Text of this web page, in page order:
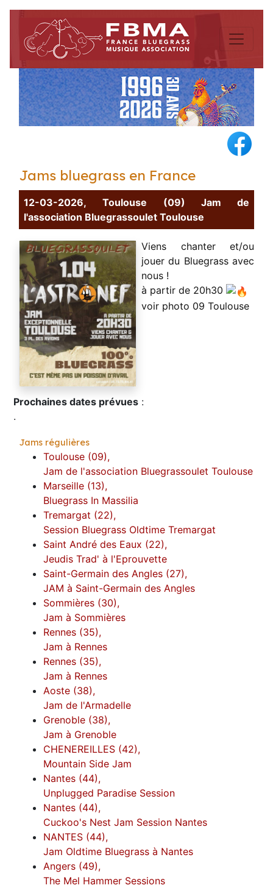
Jams bluegrass en France
12-03-2026, Toulouse (09) Jam de
l'association Bluegrassoulet Toulouse
Viens chanter et/ou
jouer du Bluegrass avec
nous !
à partir de 20h30
voir photo 09 Toulouse
Prochaines dates prévues :
.
Jams régulières
Toulouse (09),
Jam de l'association Bluegrassoulet Toulouse
Marseille (13),
Bluegrass In Massilia
Tremargat (22),
Session Bluegrass Oldtime Tremargat
Saint André des Eaux (22),
Jeudis Trad' à l'Eprouvette
Saint-Germain des Angles (27),
JAM à Saint-Germain des Angles
Sommières (30),
Jam à Sommières
Rennes (35),
Jam à Rennes
Rennes (35),
Jam à Rennes
Aoste (38),
Jam de l'Armadelle
Grenoble (38),
Jam à Grenoble
CHENEREILLES (42),
Mountain Side Jam
Nantes (44),
Unplugged Paradise Session
Nantes (44),
Cuckoo's Nest Jam Session Nantes
NANTES (44),
Jam Oldtime Bluegrass à Nantes
Angers (49),
The Mel Hammer Sessions